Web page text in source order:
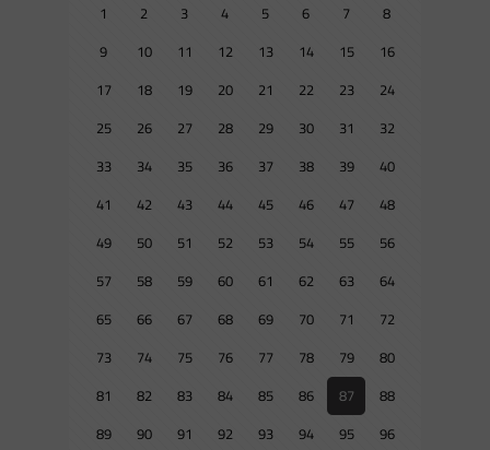
1 2 3 4 5 6 7
8
9
10 11 12 13 14 15
16
17
18 19 20 21 22 23
24
25
26 27 28 29 30 31
32
33
34 35 36 37 38 39
40
41
42 43 44 45 46 47
48
49
50 51 52 53 54 55
56
57
58 59 60 61 62 63
64
65
66 67 68 69 70 71
72
73
74 75 76 77 78 79
80
81
82 83 84 85 86 87
88
89
90 91 92 93 94 95
96